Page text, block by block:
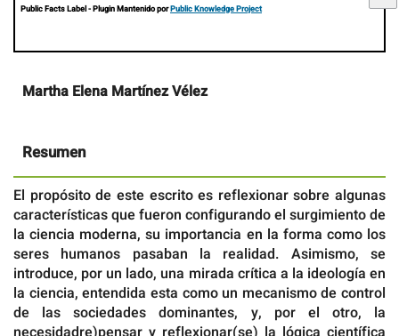
Public Facts Label- Plugin Mantenido porPublic Knowledge Project
Contenido
principal
Martha Elena Martínez Vélez
Resumen
El propósito de este escrito es reflexionar sobre algunas
características que fueron configurando el surgimiento de
la ciencia moderna, su importancia en la forma como los
seres humanos pasaban la realidad. Asimismo, se
introduce, por un lado, una mirada crítica a la ideología en
la ciencia, entendida esta como un mecanismo de control
de las sociedades dominantes, y, por el otro, la